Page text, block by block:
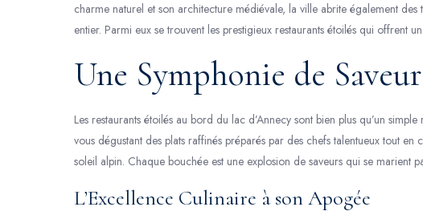
charme naturel et son architecture médiévale, la ville abrite également
entier. Parmi eux se trouvent les prestigieux restaurants étoilés qui offrent
Une Symphonie de
Les restaurants étoilés au bord du lac d’Annecy sont bien plus qu’un
vous dégustant des plats raffinés préparés par des chefs talentueux tout
soleil alpin. Chaque bouchée est une explosion de saveurs qui se marient
L’Excellence Culinaire à son Apogée